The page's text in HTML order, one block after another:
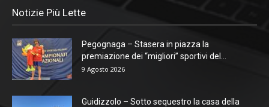
Notizie Più Lette
Pegognaga – Stasera in piazza la
premiazione dei “migliori” sportivi del...
9 Agosto 2026
Guidizzolo – Sotto sequestro la casa della